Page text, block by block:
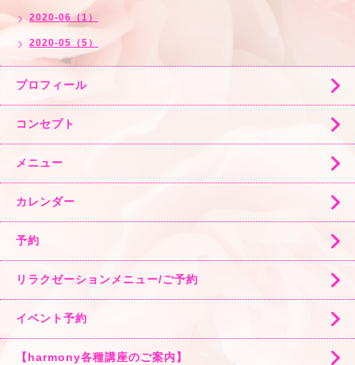
2020-06（1）
2020-05（5）
プロフィール
コンセプト
メニュー
カレンダー
予約
リラクゼーションメニュー/ご予約
イベント予約
【harmony各種講座のご案内】